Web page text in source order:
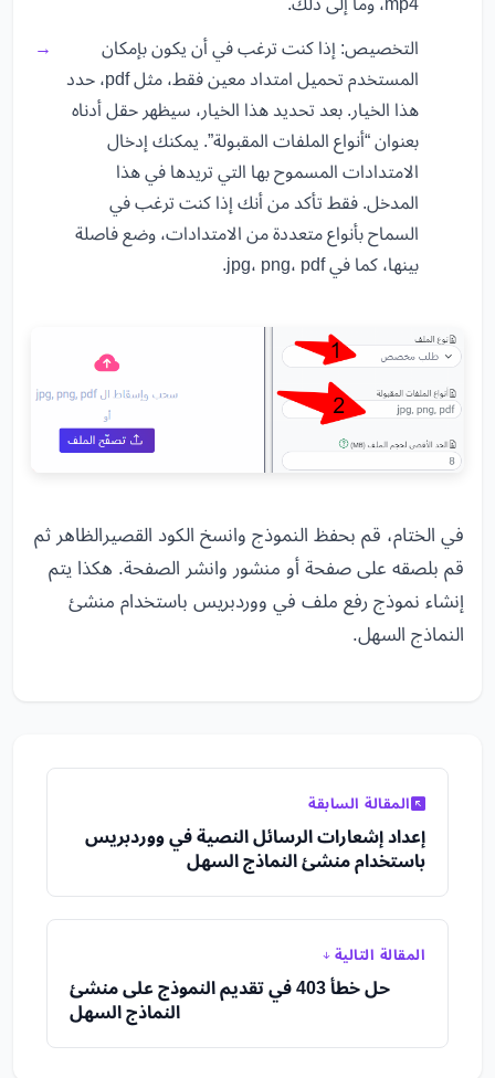
mp4، وما إلى ذلك.
التخصيص: إذا كنت ترغب في أن يكون بإمكان
المستخدم تحميل امتداد معين فقط، مثل pdf، حدد
هذا الخيار. بعد تحديد هذا الخيار، سيظهر حقل أدناه
بعنوان “أنواع الملفات المقبولة”. يمكنك إدخال
الامتدادات المسموح بها التي تريدها في هذا
المدخل. فقط تأكد من أنك إذا كنت ترغب في
السماح بأنواع متعددة من الامتدادات، وضع فاصلة
بينها، كما في jpg، png، pdf.
في الختام، قم بحفظ النموذج وانسخ الكود القصيرالظاهر ثم
قم بلصقه على صفحة أو منشور وانشر الصفحة. هكذا يتم
إنشاء نموذج رفع ملف في ووردبريس باستخدام منشئ
النماذج السهل.
المقالة السابقة
إعداد إشعارات الرسائل النصية في ووردبريس
باستخدام منشئ النماذج السهل
المقالة التالية
حل خطأ 403 في تقديم النموذج على منشئ
النماذج السهل